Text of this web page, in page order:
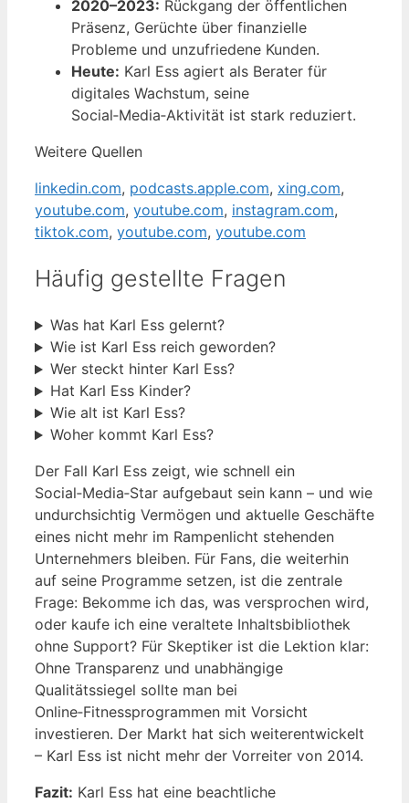
2020–2023: Rückgang der öffentlichen
Präsenz, Gerüchte über finanzielle
Probleme und unzufriedene Kunden.
Heute: Karl Ess agiert als Berater für
digitales Wachstum, seine
Social‑Media‑Aktivität ist stark reduziert.
Weitere Quellen
linkedin.com, podcasts.apple.com, xing.com,
youtube.com, youtube.com, instagram.com,
tiktok.com, youtube.com, youtube.com
Häufig gestellte Fragen
Was hat Karl Ess gelernt?
Wie ist Karl Ess reich geworden?
Wer steckt hinter Karl Ess?
Hat Karl Ess Kinder?
Wie alt ist Karl Ess?
Woher kommt Karl Ess?
Der Fall Karl Ess zeigt, wie schnell ein
Social‑Media‑Star aufgebaut sein kann – und wie
undurchsichtig Vermögen und aktuelle Geschäfte
eines nicht mehr im Rampenlicht stehenden
Unternehmers bleiben. Für Fans, die weiterhin
auf seine Programme setzen, ist die zentrale
Frage: Bekomme ich das, was versprochen wird,
oder kaufe ich eine veraltete Inhaltsbibliothek
ohne Support? Für Skeptiker ist die Lektion klar:
Ohne Transparenz und unabhängige
Qualitätssiegel sollte man bei
Online‑Fitnessprogrammen mit Vorsicht
investieren. Der Markt hat sich weiterentwickelt
– Karl Ess ist nicht mehr der Vorreiter von 2014.
Fazit: Karl Ess hat eine beachtliche